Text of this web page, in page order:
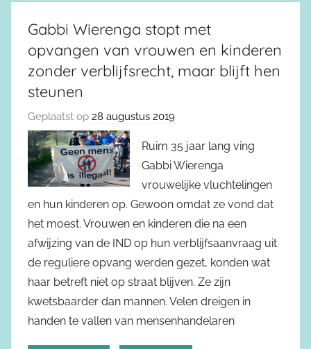
Gabbi Wierenga stopt met
opvangen van vrouwen en kinderen
zonder verblijfsrecht, maar blijft hen
steunen
Geplaatst op 28 augustus 2019
Ruim 35 jaar lang ving
Gabbi Wierenga
vrouwelijke vluchtelingen
en hun kinderen op. Gewoon omdat ze vond dat
het moest. Vrouwen en kinderen die na een
afwijzing van de IND op hun verblijfsaanvraag uit
de reguliere opvang werden gezet, konden wat
haar betreft niet op straat blijven. Ze zijn
kwetsbaarder dan mannen. Velen dreigen in
handen te vallen van mensenhandelaren